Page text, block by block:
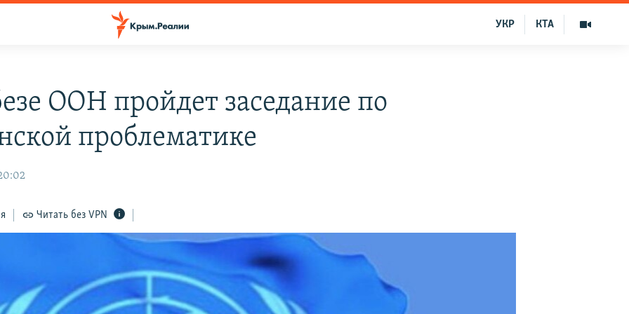
КТА
УКР
ООН пройдет заседание по
проблематике
Читать без VPN